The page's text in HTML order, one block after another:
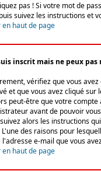
pas ! Si votre mot de
suivez les instructions et
en haut de page
inscrit mais ne peux pas
vérifiez que vous
et que vous avez cliqué sur
peut-être que votre
avant de pouvoir
alors les instructions
L'une des raisons pour
l'adresse e-mail que vous
en haut de page